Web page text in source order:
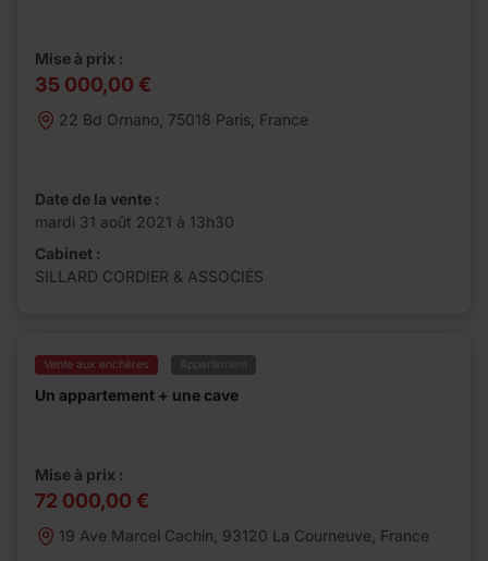
Mise à prix :
35 000,00 €
22 Bd Ornano, 75018 Paris, France
Date de la vente :
mardi 31 août 2021 à 13h30
Cabinet :
SILLARD CORDIER & ASSOCIÉS
Vente aux enchères Appartement
Un appartement + une cave
Mise à prix :
72 000,00 €
19 Ave Marcel Cachin, 93120 La Courneuve, France